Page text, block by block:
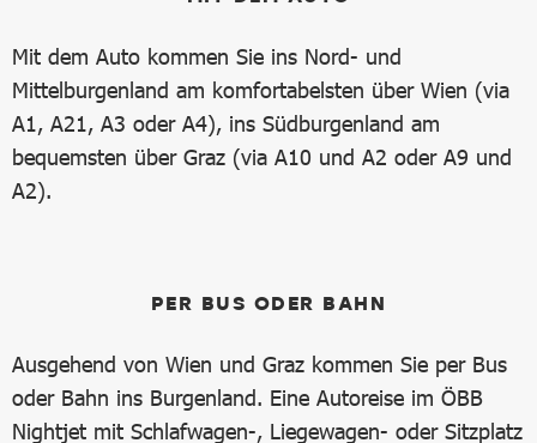
Mit dem Auto kommen Sie ins Nord- und
Mittelburgenland am komfortabelsten über Wien (via
A1, A21, A3 oder A4), ins Südburgenland am
bequemsten über Graz (via A10 und A2 oder A9 und
A2).
PER BUS ODER BAHN
Ausgehend von Wien und Graz kommen Sie per Bus
oder Bahn ins Burgenland. Eine Autoreise im ÖBB
Nightjet mit Schlafwagen-, Liegewagen- oder Sitzplatz